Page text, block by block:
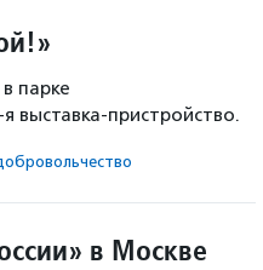
парке
выставка-пристройство.
в Москве